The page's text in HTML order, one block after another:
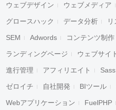
ウェブデザイン ウェブメディア
グロースハック データ分析
SEM Adwords コンテンツ制作
ランディングページ ウェブサイ
進行管理 アフィリエイト Sass
ゼロイチ 自社開発 BIツール
Webアプリケーション FuelPHP